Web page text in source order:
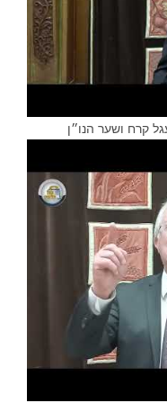
קרח ושער הנו״ן